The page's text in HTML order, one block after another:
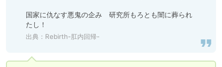
国家に仇なす悪鬼の企み　研究所もろとも闇に葬られ
たし！
出典：Rebirth-肛内回帰-